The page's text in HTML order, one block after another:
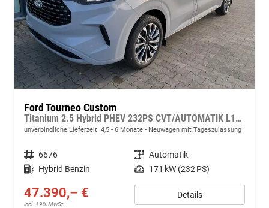
Ford Tourneo Custom
Titanium 2.5 Hybrid PHEV 232PS CVT/AUTOMATIK L1H1, 5 Jahre Garantie, 8 Plätze, 17" Alu, Sitzheizung, Klimautomatik vo/hi, Privacy-Glas, Spiegel elektr., Parksensoren v/h, Rückfahrkamera, LED-Scheinwerfer, Keyless, Beheizte Frontscheibe, Radio 13"
unverbindliche Lieferzeit: 4,5 - 6 Monate Neuwagen mit Tageszulassung
Fahrzeugnr. 6676 Getriebe Automatik
Kraftstoff Hybrid Benzin Leistung 171 kW (232 PS)
47.390,– €
incl. 19% MwSt.
Details